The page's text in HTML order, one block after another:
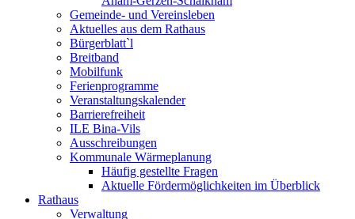
Gemeinde- und Vereinsleben
Aktuelles aus dem Rathaus
Bürgerblatt`l
Breitband
Mobilfunk
Ferienprogramme
Veranstaltungskalender
Barrierefreiheit
ILE Bina-Vils
Ausschreibungen
Kommunale Wärmeplanung
Häufig gestellte Fragen
Aktuelle Fördermöglichkeiten im Überblick
Rathaus
Verwaltung